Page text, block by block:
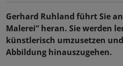
Gerhard Ruhland führt Sie
Malerei“ heran. Sie werden
künstlerisch umzusetzen
Abbildung hinauszugehen.